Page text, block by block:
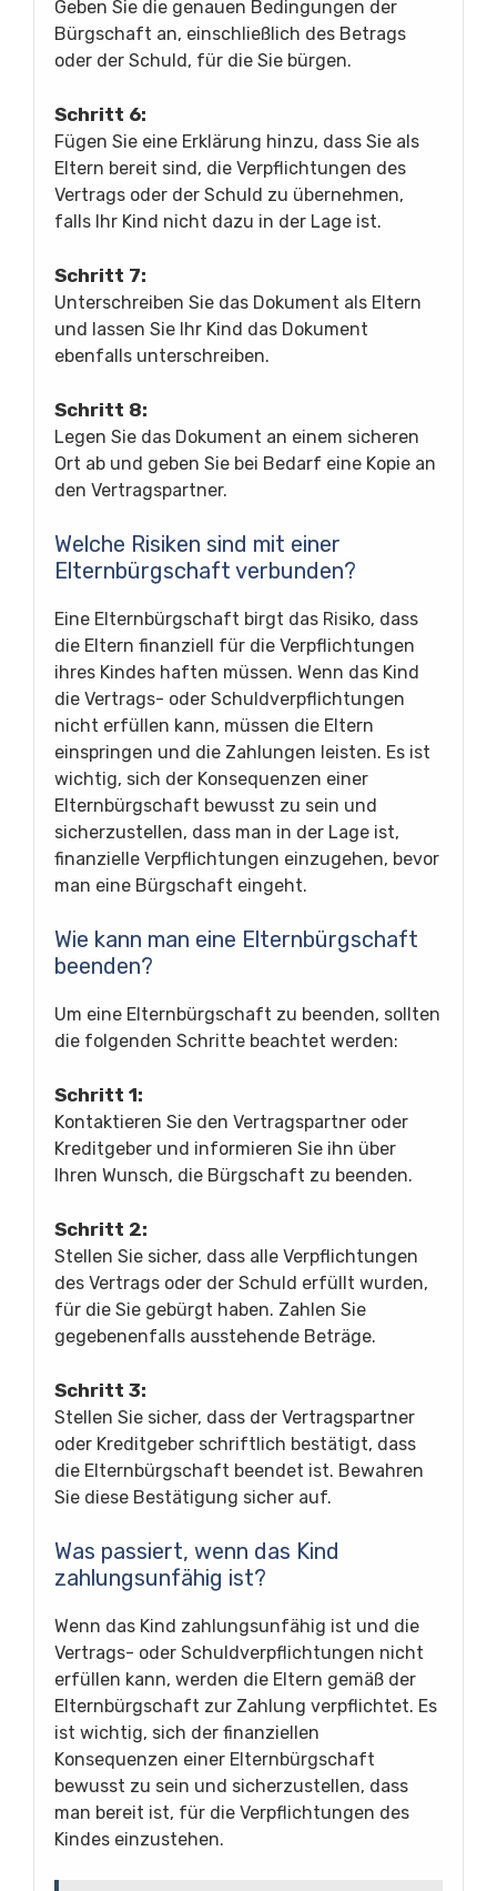
Geben Sie die genauen Bedingungen der
Bürgschaft an, einschließlich des Betrags
oder der Schuld, für die Sie bürgen.
Schritt 6:
Fügen Sie eine Erklärung hinzu, dass Sie als
Eltern bereit sind, die Verpflichtungen des
Vertrags oder der Schuld zu übernehmen,
falls Ihr Kind nicht dazu in der Lage ist.
Schritt 7:
Unterschreiben Sie das Dokument als Eltern
und lassen Sie Ihr Kind das Dokument
ebenfalls unterschreiben.
Schritt 8:
Legen Sie das Dokument an einem sicheren
Ort ab und geben Sie bei Bedarf eine Kopie an
den Vertragspartner.
Welche Risiken sind mit einer
Elternbürgschaft verbunden?
Eine Elternbürgschaft birgt das Risiko, dass
die Eltern finanziell für die Verpflichtungen
ihres Kindes haften müssen. Wenn das Kind
die Vertrags- oder Schuldverpflichtungen
nicht erfüllen kann, müssen die Eltern
einspringen und die Zahlungen leisten. Es ist
wichtig, sich der Konsequenzen einer
Elternbürgschaft bewusst zu sein und
sicherzustellen, dass man in der Lage ist,
finanzielle Verpflichtungen einzugehen, bevor
man eine Bürgschaft eingeht.
Wie kann man eine Elternbürgschaft
beenden?
Um eine Elternbürgschaft zu beenden, sollten
die folgenden Schritte beachtet werden:
Schritt 1:
Kontaktieren Sie den Vertragspartner oder
Kreditgeber und informieren Sie ihn über
Ihren Wunsch, die Bürgschaft zu beenden.
Schritt 2:
Stellen Sie sicher, dass alle Verpflichtungen
des Vertrags oder der Schuld erfüllt wurden,
für die Sie gebürgt haben. Zahlen Sie
gegebenenfalls ausstehende Beträge.
Schritt 3:
Stellen Sie sicher, dass der Vertragspartner
oder Kreditgeber schriftlich bestätigt, dass
die Elternbürgschaft beendet ist. Bewahren
Sie diese Bestätigung sicher auf.
Was passiert, wenn das Kind
zahlungsunfähig ist?
Wenn das Kind zahlungsunfähig ist und die
Vertrags- oder Schuldverpflichtungen nicht
erfüllen kann, werden die Eltern gemäß der
Elternbürgschaft zur Zahlung verpflichtet. Es
ist wichtig, sich der finanziellen
Konsequenzen einer Elternbürgschaft
bewusst zu sein und sicherzustellen, dass
man bereit ist, für die Verpflichtungen des
Kindes einzustehen.